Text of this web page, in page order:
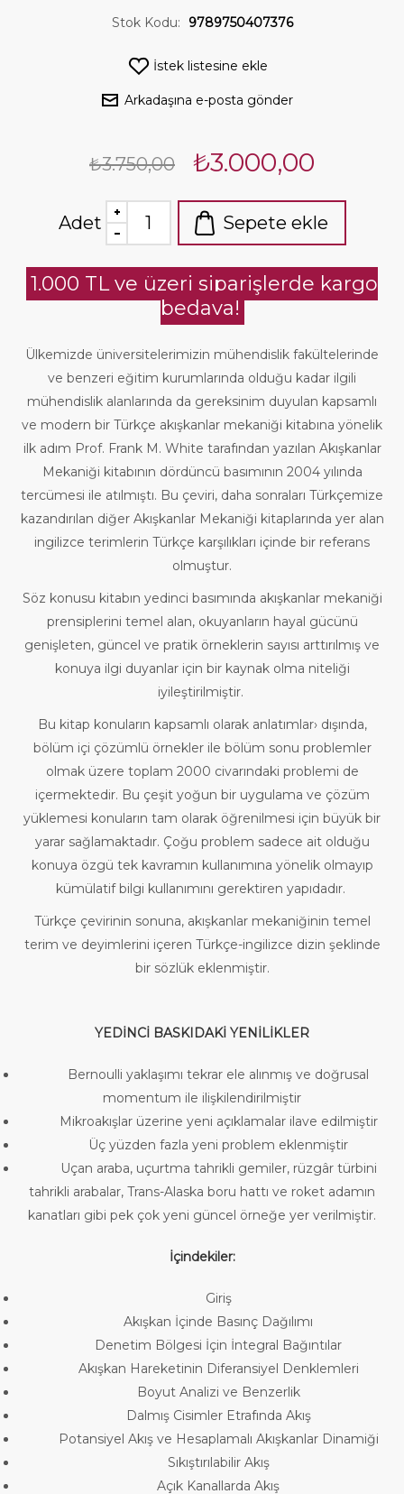
Stok Kodu: 9789750407376
İstek listesine ekle
Arkadaşına e-posta gönder
₺3.750,00 ₺3.000,00
Adet Sepete ekle
1.000 TL ve üzeri siparişlerde kargo
bedava!
Ülkemizde üniversitelerimizin mühendislik fakültelerinde
ve benzeri eğitim kurumlarında olduğu kadar ilgili
mühendislik alanlarında da gereksinim duyulan kapsamlı
ve modern bir Türkçe akışkanlar mekaniği kitabına yönelik
ilk adım Prof. Frank M. White tarafından yazılan Akışkanlar
Mekaniği kitabının dördüncü basımının 2004 yılında
tercümesi ile atılmıştı. Bu çeviri, daha sonraları Türkçemize
kazandırılan diğer Akışkanlar Mekaniği kitaplarında yer alan
ingilizce terimlerin Türkçe karşılıkları içinde bir referans
olmuştur.
Söz konusu kitabın yedinci basımında akışkanlar mekaniği
prensiplerini temel alan, okuyanların hayal gücünü
genişleten, güncel ve pratik örneklerin sayısı arttırılmış ve
konuya ilgi duyanlar için bir kaynak olma niteliği
iyileştirilmiştir.
Bu kitap konuların kapsamlı olarak anlatımlar› dışında,
bölüm içi çözümlü örnekler ile bölüm sonu problemler
olmak üzere toplam 2000 civarındaki problemi de
içermektedir. Bu çeşit yoğun bir uygulama ve çözüm
yüklemesi konuların tam olarak öğrenilmesi için büyük bir
yarar sağlamaktadır. Çoğu problem sadece ait olduğu
konuya özgü tek kavramın kullanımına yönelik olmayıp
kümülatif bilgi kullanımını gerektiren yapıdadır.
Türkçe çevirinin sonuna, akışkanlar mekaniğinin temel
terim ve deyimlerini içeren Türkçe-ingilizce dizin şeklinde
bir sözlük eklenmiştir.
YEDİNCİ BASKIDAKİ YENİLİKLER
Bernoulli yaklaşımı tekrar ele alınmış ve doğrusal
momentum ile ilişkilendirilmiştir
Mikroakışlar üzerine yeni açıklamalar ilave edilmiştir
Üç yüzden fazla yeni problem eklenmiştir
Uçan araba, uçurtma tahrikli gemiler, rüzgâr türbini
tahrikli arabalar, Trans-Alaska boru hattı ve roket adamın
kanatları gibi pek çok yeni güncel örneğe yer verilmiştir.
İçindekiler:
Giriş
Akışkan İçinde Basınç Dağılımı
Denetim Bölgesi İçin İntegral Bağıntılar
Akışkan Hareketinin Diferansiyel Denklemleri
Boyut Analizi ve Benzerlik
Dalmış Cisimler Etrafında Akış
Potansiyel Akış ve Hesaplamalı Akışkanlar Dinamiği
Sıkıştırılabilir Akış
Açık Kanallarda Akış